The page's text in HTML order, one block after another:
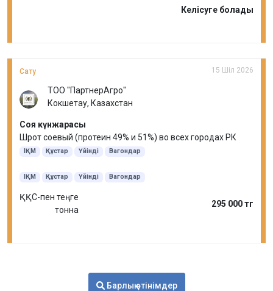
Келісуге болады
Сату 15 Шіл 2026
ТОО "ПартнерАгро"
Кокшетау, Казахстан
Соя күнжарасы
Шрот соевый (протеин 49% и 51%) во всех городах РК
ІҚМ Құстар Үйінді Вагондар
ІҚМ Құстар Үйінді Вагондар
ҚҚС-пен теңге
тонна
295 000 тг
Барлық өтінімдер